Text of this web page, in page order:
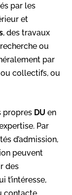
par les
et
, des travaux
ou
par
collectifs, ou
propres DU en
Par
d’admission,
peuvent
des
t’intéresse,